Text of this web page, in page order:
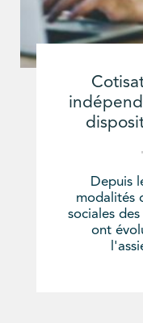
Depuis
modalités
sociales
ont